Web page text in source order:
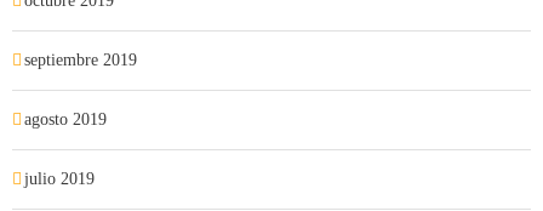
septiembre 2019
agosto 2019
julio 2019